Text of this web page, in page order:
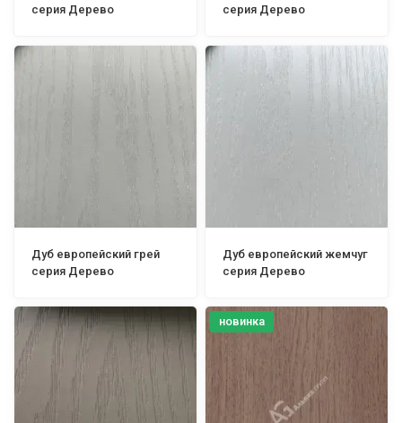
серия Дерево
серия Дерево
Дуб европейский грей
серия Дерево
Дуб европейский жемчуг
серия Дерево
новинка